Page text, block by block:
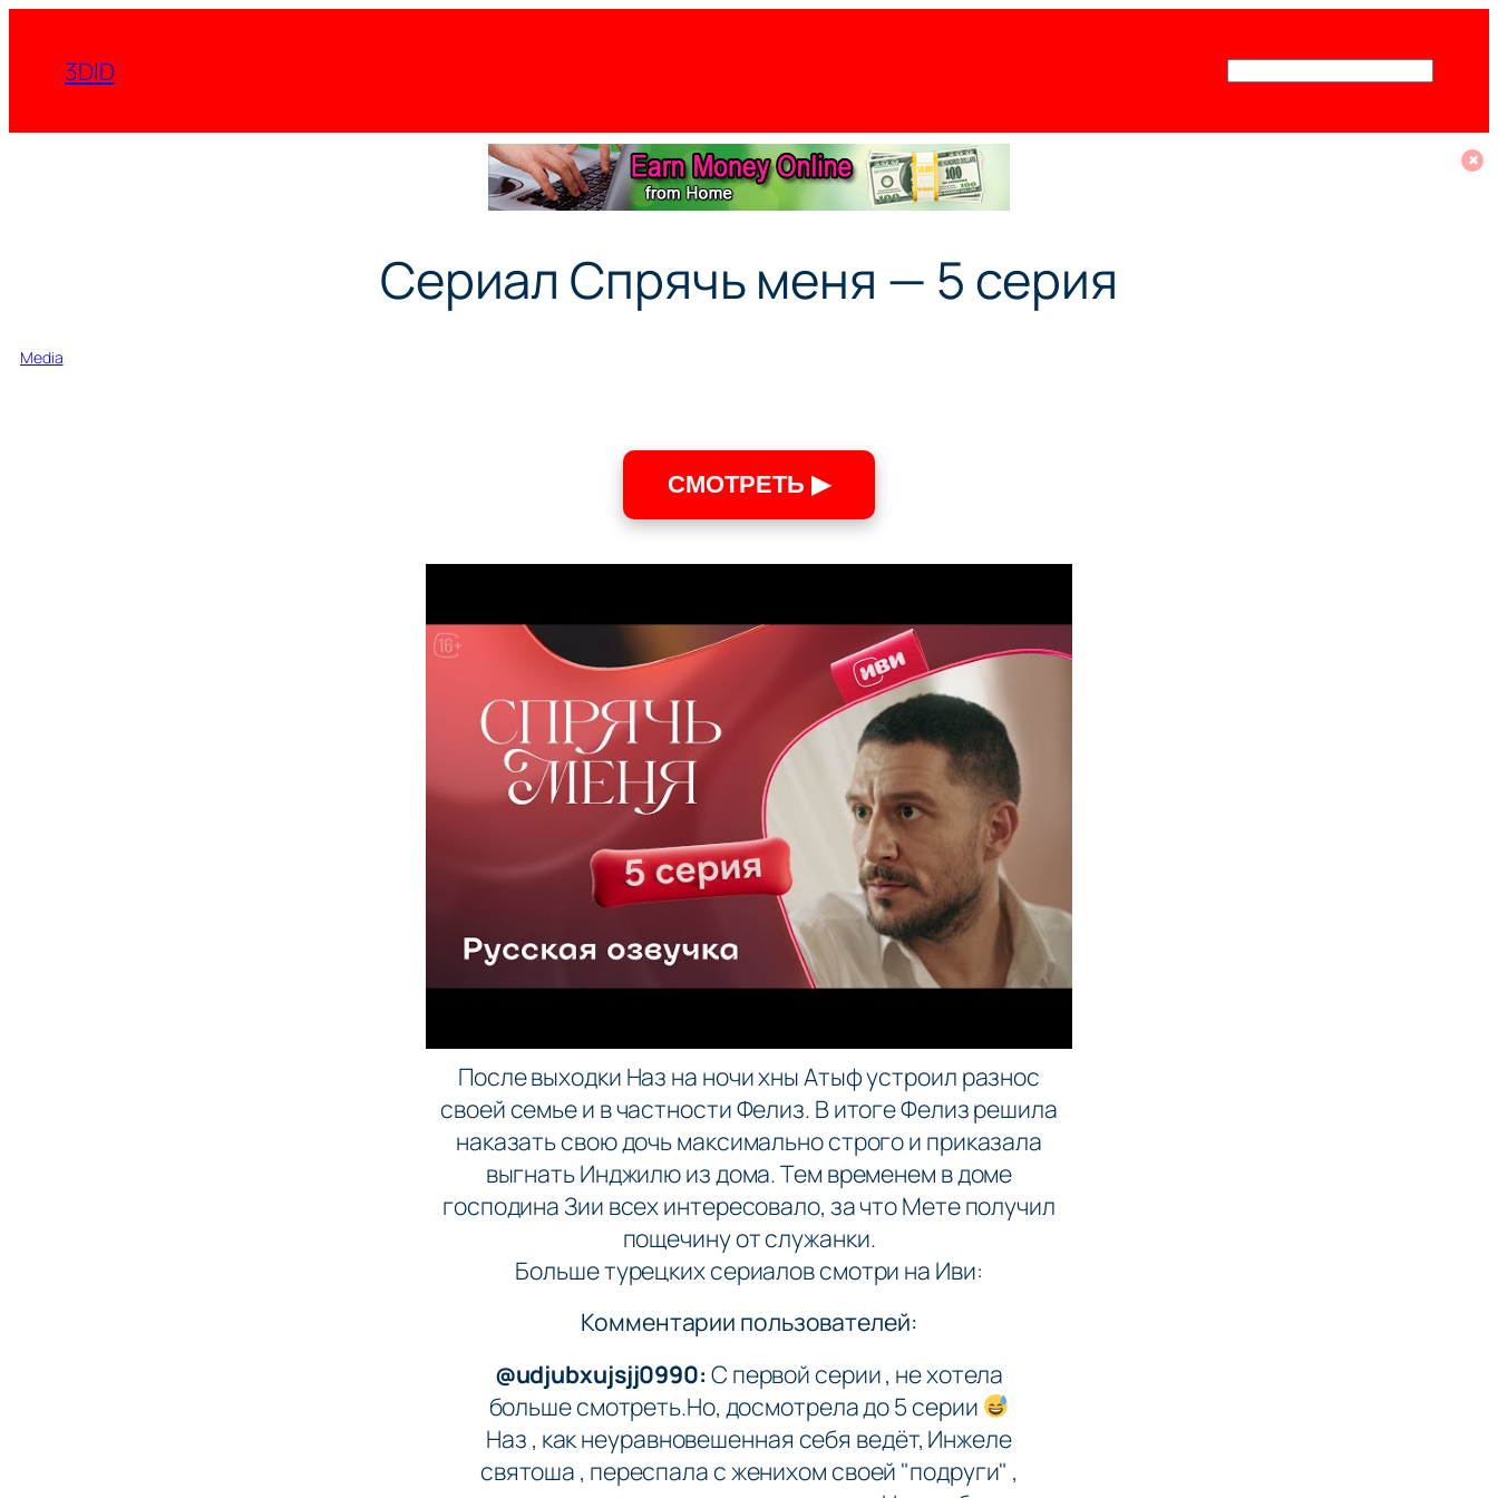
содержимому
3DID Поиск
✖
Сериал Спрячь меня — 5 серия
Media
СМОТРЕТЬ ▶
После выходки Наз на ночи хны Атыф устроил разнос
своей семье и в частности Фелиз. В итоге Фелиз решила
наказать свою дочь максимально строго и приказала
выгнать Инджилю из дома. Тем временем в доме
господина Зии всех интересовало, за что Мете получил
пощечину от служанки.
Больше турецких сериалов смотри на Иви:
Комментарии пользователей:
@udjubxujsjj0990: С первой серии , не хотела
больше смотреть.Но, досмотрела до 5 серии
Наз , как неуравновешенная себя ведёт, Инжеле
святоша , переспала с женихом своей "подруги" ,